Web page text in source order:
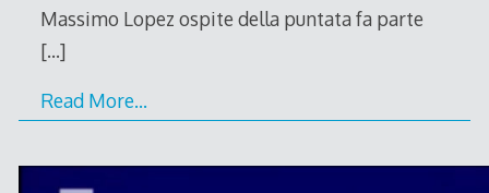
Massimo Lopez ospite della puntata fa parte
[…]
Read More…